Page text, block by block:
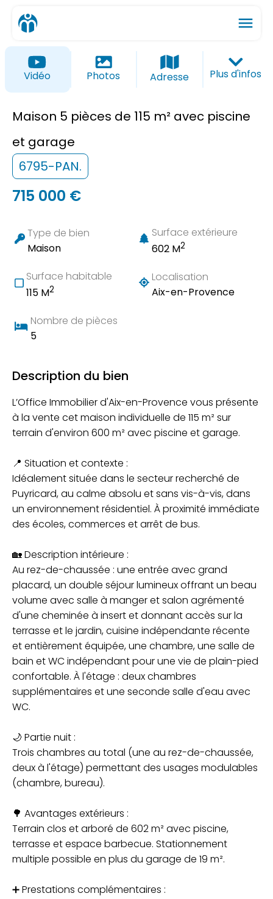
menu
ios_share
Vidéo Photos Adresse Plus d'infos
Maison 5 pièces de 115 m² avec piscine
et garage
6795-PAN.
715 000 €
Type de bien
Maison
Surface extérieure
602 M2
Surface habitable
115 M2
Localisation
Aix-en-Provence
Nombre de pièces
5
Description du bien
L’Office Immobilier d'Aix-en-Provence vous présente
à la vente cet maison individuelle de 115 m² sur
terrain d'environ 600 m² avec piscine et garage.
📍 Situation et contexte :
Idéalement située dans le secteur recherché de
Puyricard, au calme absolu et sans vis-à-vis, dans
un environnement résidentiel. À proximité immédiate
des écoles, commerces et arrêt de bus.
🏡 Description intérieure :
Au rez-de-chaussée : une entrée avec grand
placard, un double séjour lumineux offrant un beau
volume avec salle à manger et salon agrémenté
d'une cheminée à insert et donnant accès sur la
terrasse et le jardin, cuisine indépendante récente
et entièrement équipée, une chambre, une salle de
bain et WC indépendant pour une vie de plain-pied
confortable. À l'étage : deux chambres
supplémentaires et une seconde salle d'eau avec
WC.
🌙 Partie nuit :
Trois chambres au total (une au rez-de-chaussée,
deux à l'étage) permettant des usages modulables
(chambre, bureau).
🌳 Avantages extérieurs :
Terrain clos et arboré de 602 m² avec piscine,
terrasse et espace barbecue. Stationnement
multiple possible en plus du garage de 19 m².
➕ Prestations complémentaires :